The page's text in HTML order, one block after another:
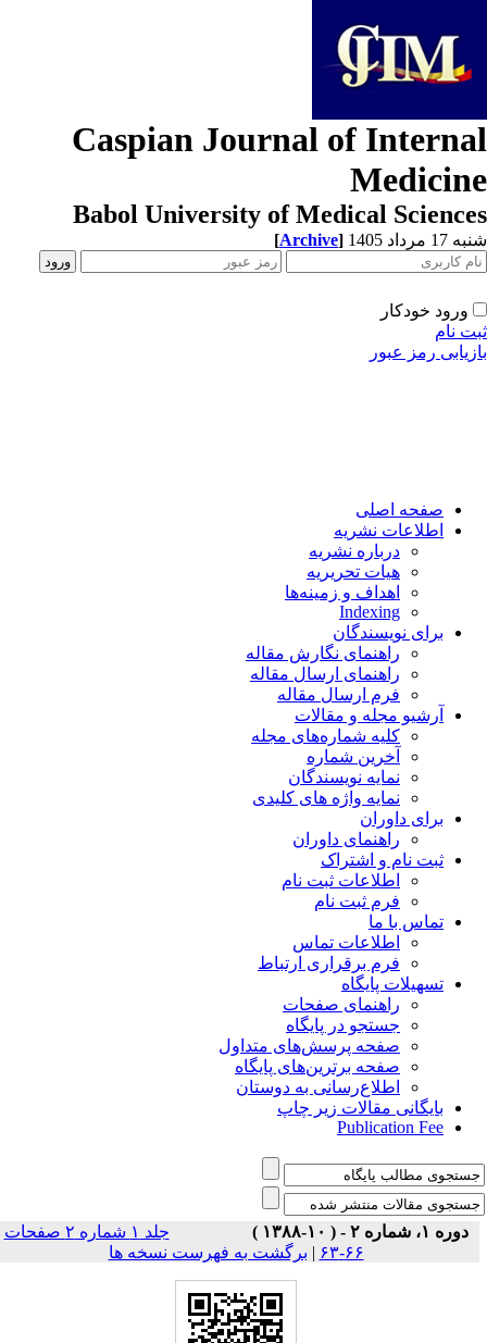
Caspian Journal of
Babol University of Medical
مرداد 1405 [Archive]
ورود خودکار
نام
رمز عبور
صفحه اصلی
اطلاعات نشریه
درباره نشریه
هیات تحریریه
اهداف و زمینه‌ها
Indexing
برای نویسندگان
راهنمای نگارش مقاله
راهنمای ارسال مقاله
فرم ارسال مقاله
آرشیو مجله و مقالات
کلیه شماره‌های مجله
آخرین شماره
نمایه نویسندگان
نمایه واژه های کلیدی
برای داوران
راهنمای داوران
ثبت نام و اشتراک
اطلاعات ثبت نام
فرم ثبت نام
تماس با ما
اطلاعات تماس
فرم برقراری ارتباط
تسهیلات پایگاه
راهنمای صفحات
جستجو در پایگاه
صفحه پرسش‌های متداول
صفحه برترین‌های پایگاه
اطلاع‌رسانی به دوستان
بایگانی مقالات زیر چاپ
Publication Fee
دوره ۱، شماره ۲ - ( ۱۰-۱۳۸۸ )
جلد ۱ شماره ۲ صفحات
۶۶-۶۳
| برگشت به فهرست نسخه ها